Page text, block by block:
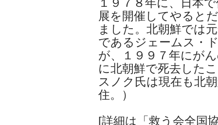
１９７８年に、日本
展を開催してやると
ました。北朝鮮では
であるジェームス・
が、１９９７年にが
に北朝鮮で死去した
スノク氏は現在も北
住。）
[詳細は「救う会全国